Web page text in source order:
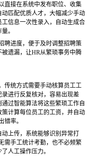
直接在系统中发布职位、收集
匹配优质人才，大幅减少手动
信息一次性录入，自动生成合
。
聘进度，便于及时调整招聘策
遗漏，让HR从繁琐事务中腾
传统方式需要手动核算员工工
进行反复核对，容易出现差
通过智能算法将这些繁琐工作自
计算每位员工的工资，并自动
错率。
传，系统能够识别异常打
需手工统计考勤，也不必频繁
人工操作压力。